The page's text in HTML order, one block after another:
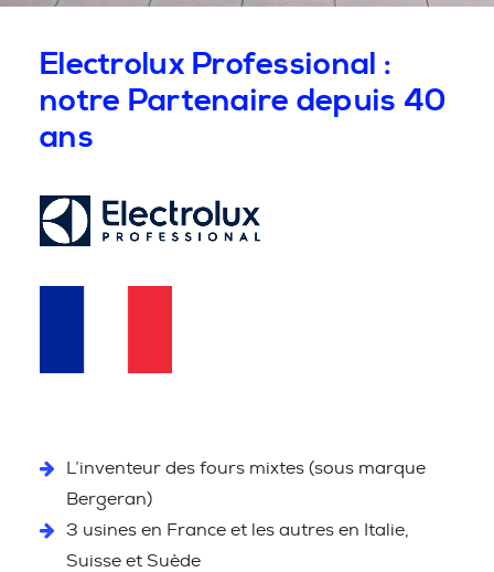
Electrolux Professional :
notre Partenaire depuis 40
ans
L’inventeur des fours mixtes (sous marque
Bergeran)
3 usines en France et les autres en Italie,
Suisse et Suède